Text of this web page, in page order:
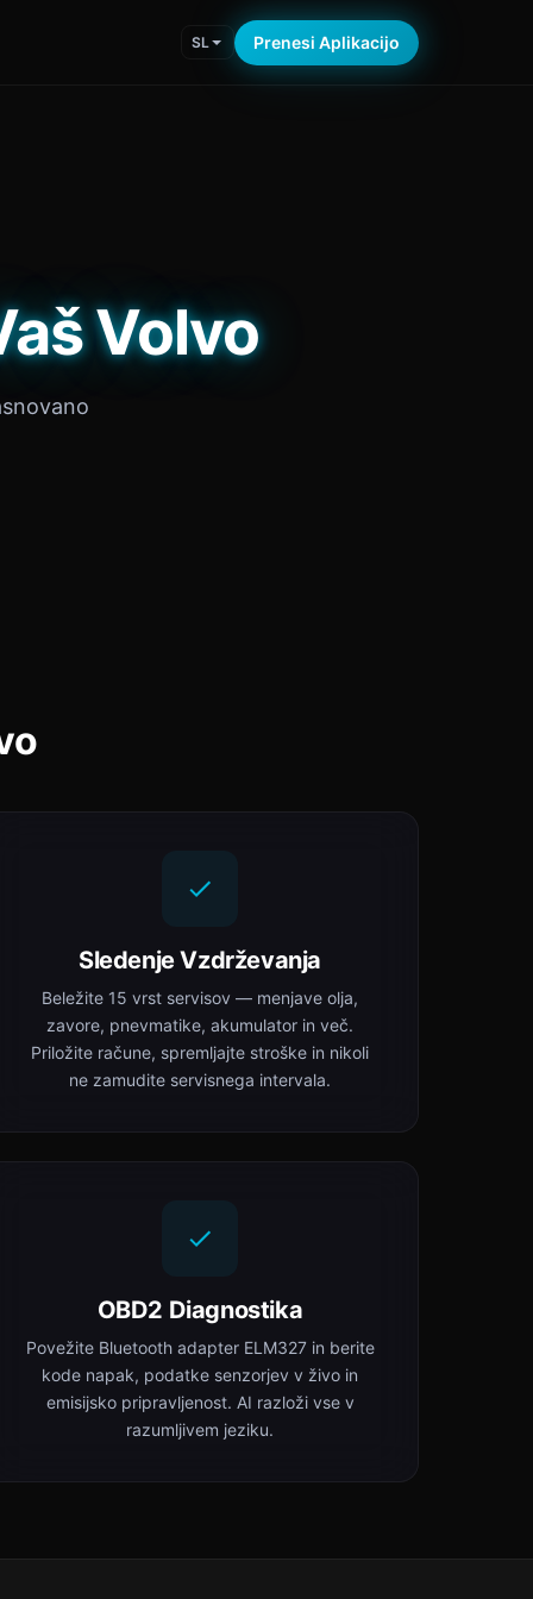
SL Prenesi Aplikacijo
Volvo
Sledenje Vzdrževanja
Beležite 15 vrst servisov — menjave olja,
zavore, pnevmatike, akumulator in več.
Priložite račune, spremljajte stroške in nikoli
ne zamudite servisnega intervala.
OBD2 Diagnostika
Povežite Bluetooth adapter ELM327 in berite
kode napak, podatke senzorjev v živo in
emisijsko pripravljenost. AI razloži vse v
razumljivem jeziku.